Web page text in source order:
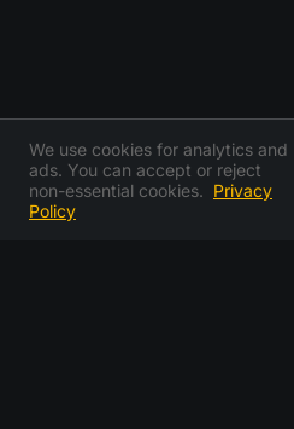
We use cookies for analytics and
ads. You can accept or reject
non-essential cookies. Privacy
Policy